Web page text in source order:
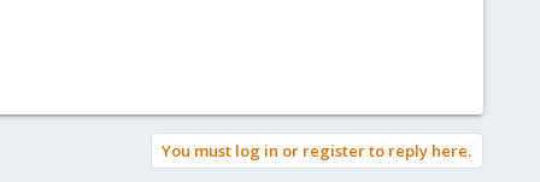
You must log in or register to reply here.